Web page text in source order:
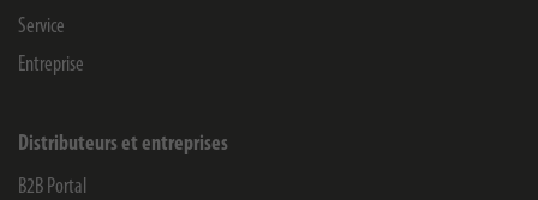
Service
Entreprise
Distributeurs et entreprises
B2B Portal